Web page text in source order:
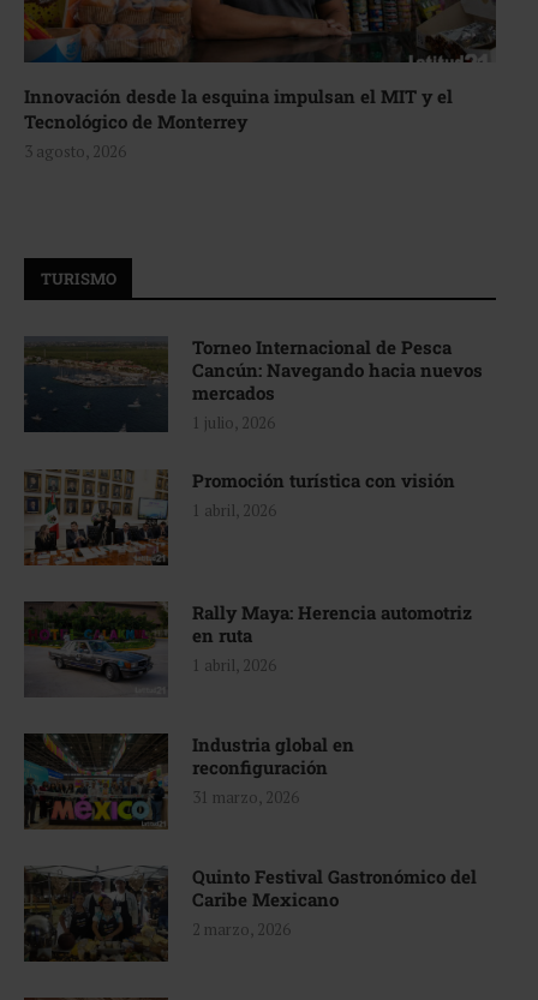
Innovación desde la esquina impulsan el MIT y el
Tecnológico de Monterrey
3 agosto, 2026
TURISMO
Torneo Internacional de Pesca
Cancún: Navegando hacia nuevos
mercados
1 julio, 2026
Promoción turística con visión
1 abril, 2026
Rally Maya: Herencia automotriz
en ruta
1 abril, 2026
Industria global en
reconfiguración
31 marzo, 2026
Quinto Festival Gastronómico del
Caribe Mexicano
2 marzo, 2026